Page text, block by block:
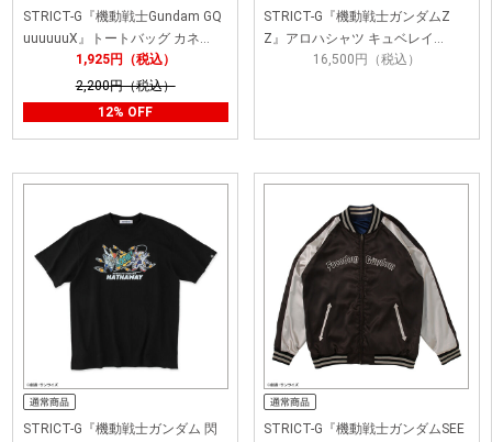
STRICT-G『機動戦士Gundam GQ
uuuuuuX』トートバッグ カネ…
1,925円（税込）
2,200円（税込）
12% OFF
STRICT-G『機動戦士ガンダムZ
Z』アロハシャツ キュベレイ…
16,500円（税込）
STRICT-G『機動戦士ガンダム 閃
STRICT-G『機動戦士ガンダムSEE